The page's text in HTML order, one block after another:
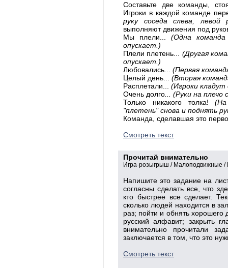
Составьте две команды,
Игроки в каждой команде
руку соседа слева, левой
выполняют движения под
Мы плели...
(Одна
опускает.)
Плели плетень... (Другая
опускает.)
Любовались...
(Первая
Целый день... (Вторая
Расплетали... (Игроки кладут
Очень долго ... (Руки на
Только никакого толка!
"плетень" снова и поднять
Команда, сделавшая это
Смотреть текст
Прочитай внимательно
Игра-розыгрыш / Малоподвижные /
Напишите это задание на
согласны сделать все, что
кто быстрее все сделает.
сколько людей находится в
раз; пойти и обнять хорошего
русский алфавит; закрыть
внимательно прочитали
заключается в том, что это
Смотреть текст